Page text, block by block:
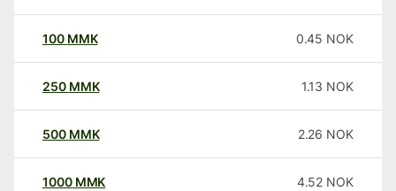
100 MMK 0.45 NOK
250 MMK 1.13 NOK
500 MMK 2.26 NOK
1000 MMK 4.52 NOK